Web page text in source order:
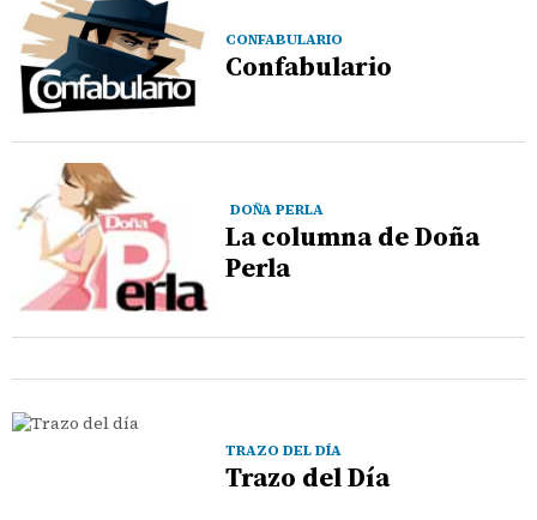
CONFABULARIO
Confabulario
DOÑA PERLA
La columna de Doña
Perla
TRAZO DEL DÍA
Trazo del Día